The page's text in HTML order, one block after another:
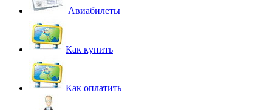
Авиабилеты
Как купить
Как оплатить